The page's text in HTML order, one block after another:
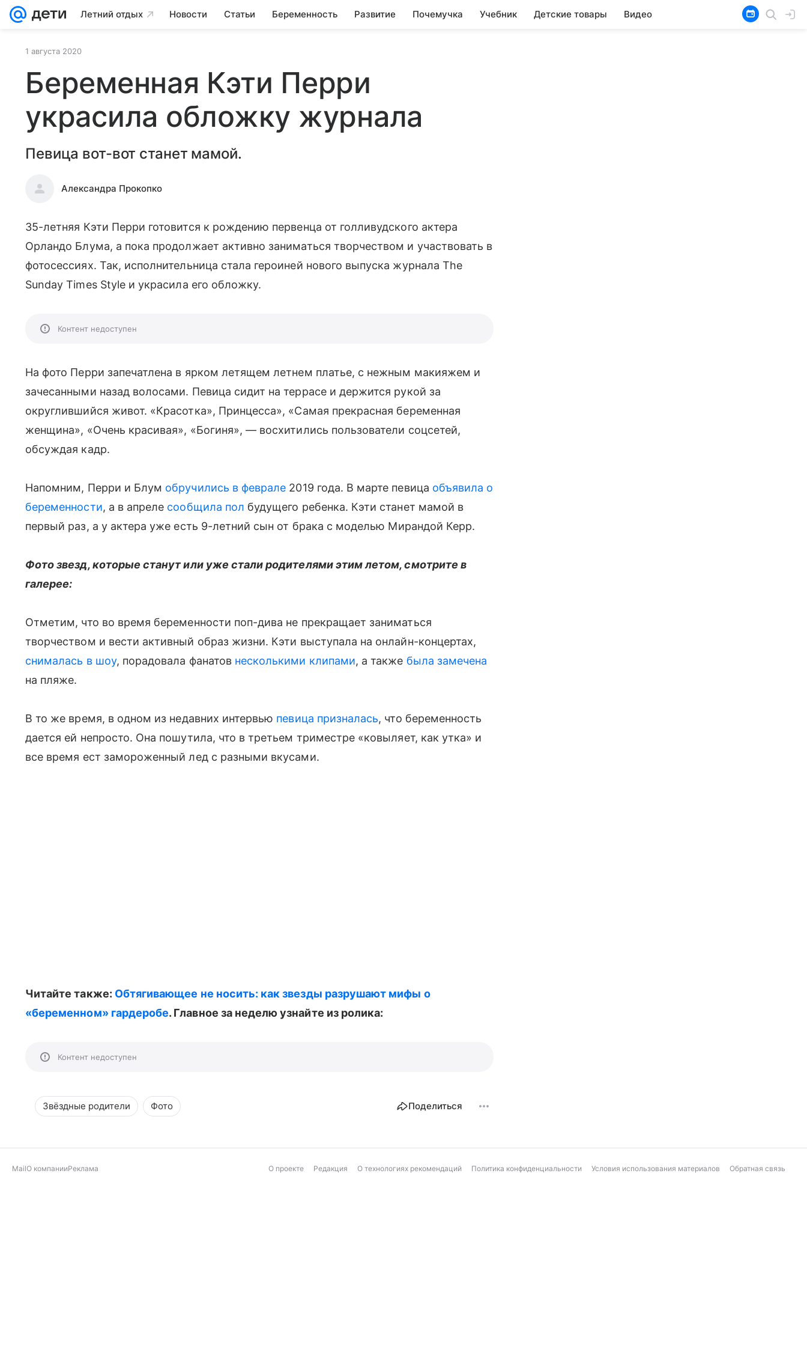
Летний отдых Новости Статьи Беременность Развитие Почемучка Учебник Детские товары Видео
1 августа 2020
Беременная Кэти Перри
украсила обложку журнала
Певица вот-вот станет мамой.
Александра Прокопко
35-летняя Кэти Перри готовится к рождению первенца от голливудского актера
Орландо Блума, а пока продолжает активно заниматься творчеством и участвовать в
фотосессиях. Так, исполнительница стала героиней нового выпуска журнала The
Sunday Times Style и украсила его обложку.
Контент недоступен
На фото Перри запечатлена в ярком летящем летнем платье, с нежным макияжем и
зачесанными назад волосами. Певица сидит на террасе и держится рукой за
округлившийся живот. «Красотка», Принцесса», «Самая прекрасная беременная
женщина», «Очень красивая», «Богиня», — восхитились пользователи соцсетей,
обсуждая кадр.
Напомним, Перри и Блум обручились в феврале 2019 года. В марте певица объявила о
беременности, а в апреле сообщила пол будущего ребенка. Кэти станет мамой в
первый раз, а у актера уже есть 9-летний сын от брака с моделью Мирандой Керр.
Фото звезд, которые станут или уже стали родителями этим летом, смотрите в
галерее:
Отметим, что во время беременности поп-дива не прекращает заниматься
творчеством и вести активный образ жизни. Кэти выступала на онлайн-концертах,
снималась в шоу, порадовала фанатов несколькими клипами, а также была замечена
на пляже.
В то же время, в одном из недавних интервью певица призналась, что беременность
дается ей непросто. Она пошутила, что в третьем триместре «ковыляет, как утка» и
все время ест замороженный лед с разными вкусами.
Читайте также: Обтягивающее не носить: как звезды разрушают мифы о
«беременном» гардеробе. Главное за неделю узнайте из ролика:
Контент недоступен
Звёздные родители Фото Поделиться
MailО компанииРеклама О проекте Редакция О технологиях рекомендаций Политика конфиденциальности Условия использования материалов Обратная связь